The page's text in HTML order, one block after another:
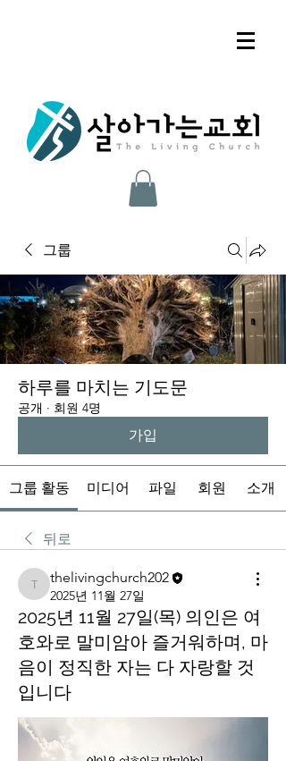
그룹
하루를 마치는 기도문
공개 · 회원 4명
가입
그룹 활동 미디어 파일 회원 소개
뒤로
thelivingchurch202
thelivingchurch202
2025년 11월 27일
2025년 11월 27일(목) 의인은 여
호와로 말미암아 즐거워하며, 마
음이 정직한 자는 다 자랑할 것
입니다